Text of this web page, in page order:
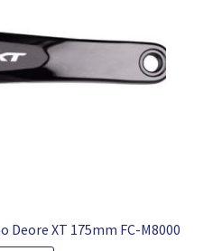
Deore XT 175mm FC-M8000